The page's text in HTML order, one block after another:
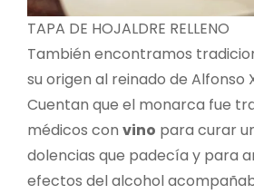
TAPA DE HOJALDRE RELLENO
También encontramos
su origen al reinado de Alfonso
Cuentan que el monarca fue
médicos con vino para curar
dolencias que padecía y para
efectos del alcohol